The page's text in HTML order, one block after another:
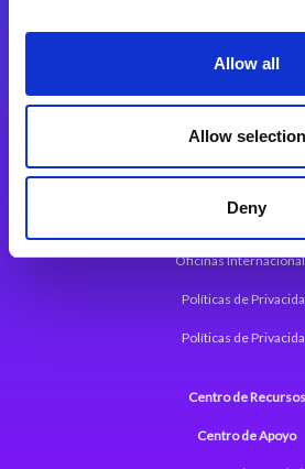
Allow all
Allow selection
Deny
Comunicados de Prensa
Acerca de Magic
Oficinas
Políticas de
Políticas de
Centro de Recursos
Centro de Apoyo